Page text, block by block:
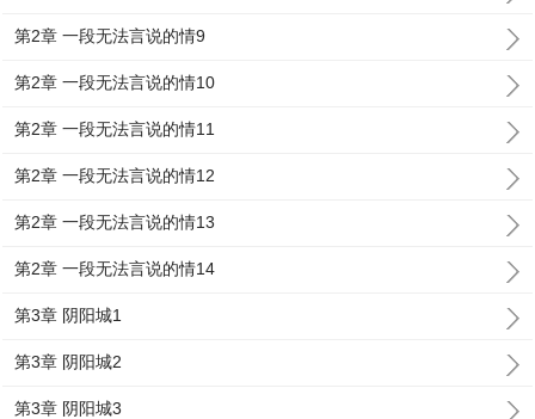
第2章 一段无法言说的情9
第2章 一段无法言说的情10
第2章 一段无法言说的情11
第2章 一段无法言说的情12
第2章 一段无法言说的情13
第2章 一段无法言说的情14
第3章 阴阳城1
第3章 阴阳城2
第3章 阴阳城3